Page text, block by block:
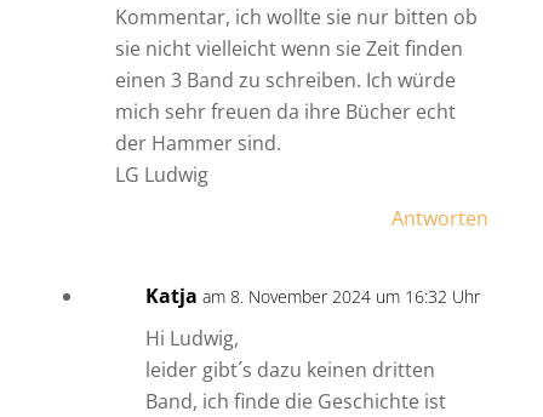
Kommentar, ich wollte sie nur bitten ob
sie nicht vielleicht wenn sie Zeit finden
einen 3 Band zu schreiben. Ich würde
mich sehr freuen da ihre Bücher echt
der Hammer sind.
LG Ludwig
Antworten
Katja am 8. November 2024 um 16:32 Uhr
Hi Ludwig,
leider gibt´s dazu keinen dritten
Band, ich finde die Geschichte ist